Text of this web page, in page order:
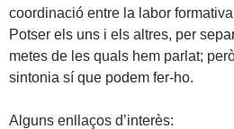
coordinació entre la labor
Potser els uns i els altres, per
metes de les quals hem parlat;
sintonia sí que podem fer-ho.
Alguns enllaços d’interès: